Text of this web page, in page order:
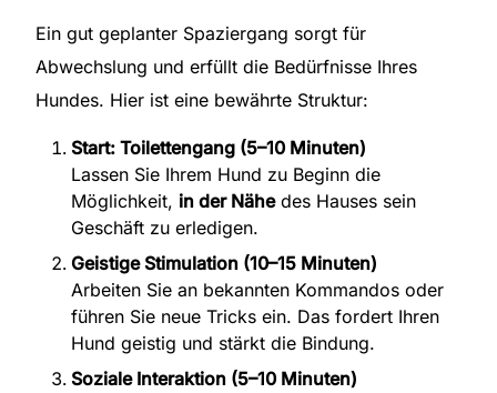
Ein gut geplanter Spaziergang sorgt für
Abwechslung und erfüllt die Bedürfnisse Ihres
Hundes. Hier ist eine bewährte Struktur:
Start: Toilettengang (5–10 Minuten)
Lassen Sie Ihrem Hund zu Beginn die
Möglichkeit, in der Nähedes Hauses sein
Geschäft zu erledigen.
Geistige Stimulation (10–15 Minuten)
Arbeiten Sie an bekannten Kommandos oder
führen Sie neue Tricks ein. Das fordert Ihren
Hund geistig und stärkt die Bindung.
Soziale Interaktion (5–10 Minuten)